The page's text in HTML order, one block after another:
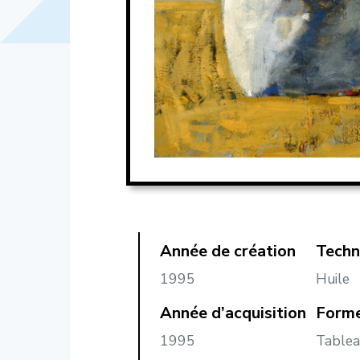
Année de création
1995
Année d’acquisition
1995
Huile